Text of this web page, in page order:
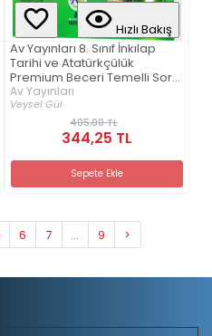
Hızlı Bakış
Av Yayınları 8. Sınıf İnkılap
Tarihi ve Atatürkçülük
Premium Beceri Temelli Soru
Bankası
Av Yayınları
Veysel Gül
405,00 TL
344,25 TL
Sepete Ekle
6 7 ... 9 >